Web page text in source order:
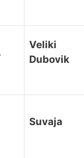
Veliki
Dubovik
Suvaja